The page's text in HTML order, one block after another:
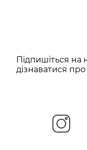
Підпишіться
дізнаватися